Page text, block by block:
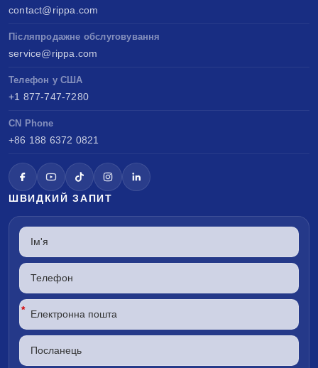
contact@rippa.com
Післяпродажне обслуговування
service@rippa.com
Телефон у США
+1 877-747-7280
CN Phone
+86 188 6372 0821
ШВИДКИЙ ЗАПИТ
*